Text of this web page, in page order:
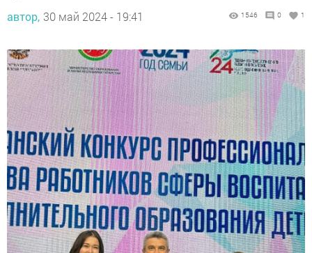
автор, 30 май 2024 - 19:41 1546 0 1